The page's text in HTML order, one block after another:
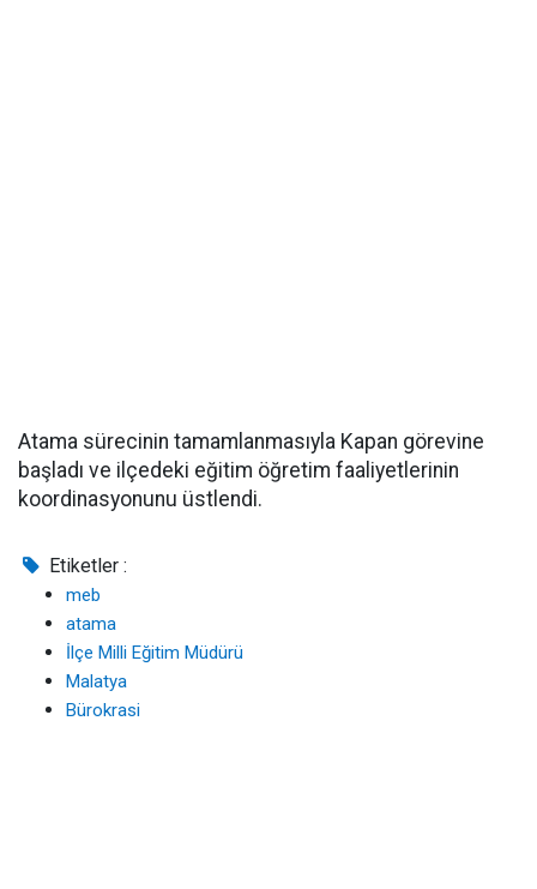
Atama sürecinin tamamlanmasıyla Kapan görevine
başladı ve ilçedeki eğitim öğretim faaliyetlerinin
koordinasyonunu üstlendi.
Etiketler :
meb
atama
İlçe Milli Eğitim Müdürü
Malatya
Bürokrasi